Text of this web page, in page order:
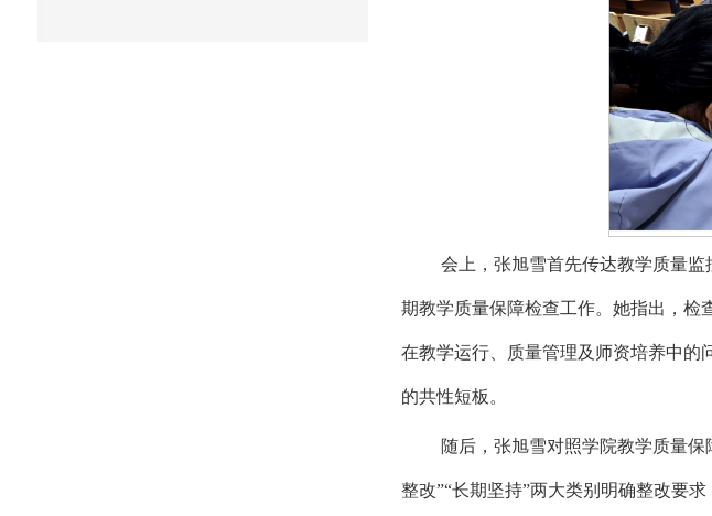
会上，张旭雪首先传达教学质量
期教学质量保障检查工作。她指出，检
在教学运行、质量管理及师资培养中的
的共性短板。
随后，张旭雪对照学院教学质量
整改”“长期坚持”两大类别明确整改要